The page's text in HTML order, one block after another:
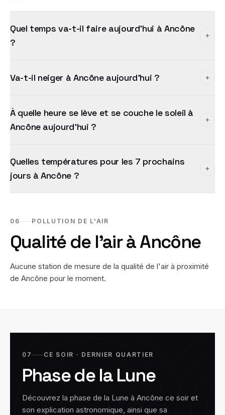
Quel temps va-t-il faire aujourd'hui à Ancône
?
Va-t-il neiger à Ancône aujourd'hui ?
À quelle heure se lève et se couche le soleil à
Ancône aujourd'hui ?
Quelles températures pour les 7 prochains
jours à Ancône ?
06 POLLUTION DE L'AIR
Qualité de l'air àAncône
Aucune station de mesure de la qualité de l'air à proximité
de Ancône pour le moment.
07 CE SOIR · DERNIER QUARTIER
Phase de la Lune
Découvrez la phase de la Lune à Ancône ce soir et
son explication astronomique, ainsi que sa